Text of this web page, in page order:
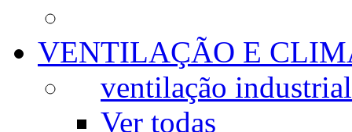
VENTILAÇÃO E
ventilação industrial
Ver todas